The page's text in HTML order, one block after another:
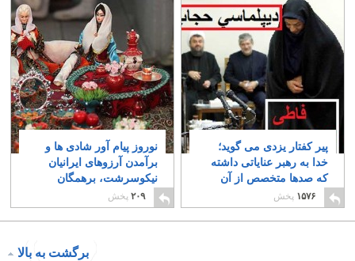
پیر کفتار یزدی می گوید؛
خدا به رهبر عنایاتی داشته
که صدها متخصص از آن
محرومند
۱۵۷۶ پخش
نوروز پیام آور شادی ها و
برآمدن آرزوهای ایرانیان
نیکوسرشت، برهمگان
خجسته باد
۲۰۹ پخش
برگشت به بالا